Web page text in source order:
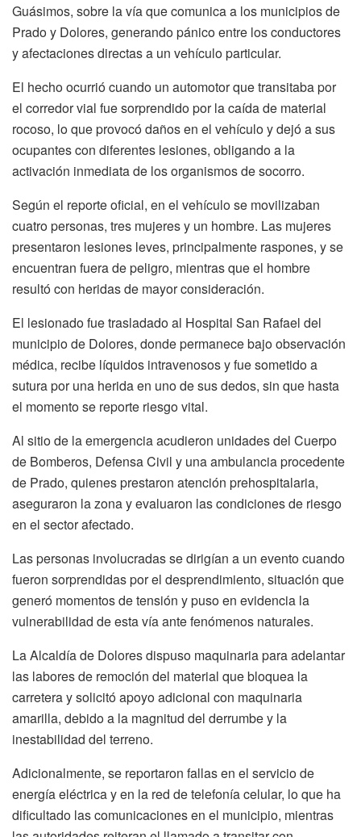
Guásimos, sobre la vía que comunica a los municipios de
Prado y Dolores, generando pánico entre los conductores
y afectaciones directas a un vehículo particular.
El hecho ocurrió cuando un automotor que transitaba por
el corredor vial fue sorprendido por la caída de material
rocoso, lo que provocó daños en el vehículo y dejó a sus
ocupantes con diferentes lesiones, obligando a la
activación inmediata de los organismos de socorro.
Según el reporte oficial, en el vehículo se movilizaban
cuatro personas, tres mujeres y un hombre. Las mujeres
presentaron lesiones leves, principalmente raspones, y se
encuentran fuera de peligro, mientras que el hombre
resultó con heridas de mayor consideración.
El lesionado fue trasladado al Hospital San Rafael del
municipio de Dolores, donde permanece bajo observación
médica, recibe líquidos intravenosos y fue sometido a
sutura por una herida en uno de sus dedos, sin que hasta
el momento se reporte riesgo vital.
Al sitio de la emergencia acudieron unidades del Cuerpo
de Bomberos, Defensa Civil y una ambulancia procedente
de Prado, quienes prestaron atención prehospitalaria,
aseguraron la zona y evaluaron las condiciones de riesgo
en el sector afectado.
Las personas involucradas se dirigían a un evento cuando
fueron sorprendidas por el desprendimiento, situación que
generó momentos de tensión y puso en evidencia la
vulnerabilidad de esta vía ante fenómenos naturales.
La Alcaldía de Dolores dispuso maquinaria para adelantar
las labores de remoción del material que bloquea la
carretera y solicitó apoyo adicional con maquinaria
amarilla, debido a la magnitud del derrumbe y la
inestabilidad del terreno.
Adicionalmente, se reportaron fallas en el servicio de
energía eléctrica y en la red de telefonía celular, lo que ha
dificultado las comunicaciones en el municipio, mientras